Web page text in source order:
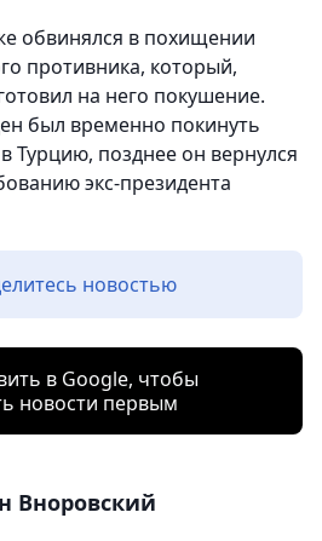
обвинялся в похищении
противника, который,
на него покушение.
был временно покинуть
Турцию, позднее он вернулся
экс-президента
новостью
в Google, чтобы
новости первым
Вноровский